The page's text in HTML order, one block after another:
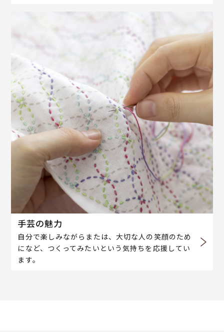
手芸の魅力
自分で楽しみながらまたは、大切な人の笑顔のため
になど、つくってみたいという気持ちを応援してい
ます。